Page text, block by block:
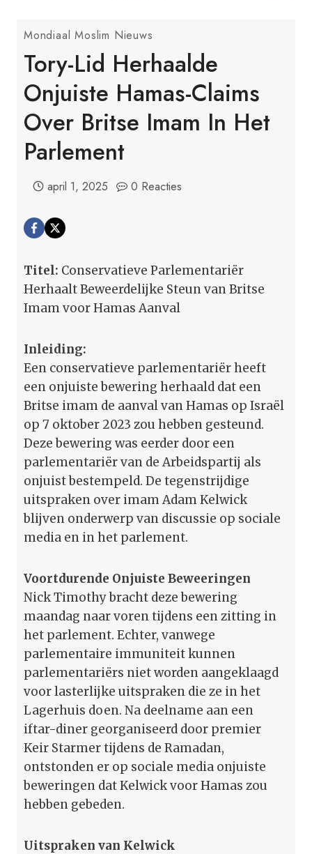
Mondiaal Moslim Nieuws
Tory-Lid Herhaalde
Onjuiste Hamas-Claims
Over Britse Imam In Het
Parlement
april 1, 2025 0 Reacties
Titel: Conservatieve Parlementariër
Herhaalt Beweerdelijke Steun van Britse
Imam voor Hamas Aanval
Inleiding:
Een conservatieve parlementariër heeft
een onjuiste bewering herhaald dat een
Britse imam de aanval van Hamas op Israël
op 7 oktober 2023 zou hebben gesteund.
Deze bewering was eerder door een
parlementariër van de Arbeidspartij als
onjuist bestempeld. De tegenstrijdige
uitspraken over imam Adam Kelwick
blijven onderwerp van discussie op sociale
media en in het parlement.
Voortdurende Onjuiste Beweeringen
Nick Timothy bracht deze bewering
maandag naar voren tijdens een zitting in
het parlement. Echter, vanwege
parlementaire immuniteit kunnen
parlementariërs niet worden aangeklaagd
voor lasterlijke uitspraken die ze in het
Lagerhuis doen. Na deelname aan een
iftar-diner georganiseerd door premier
Keir Starmer tijdens de Ramadan,
ontstonden er op sociale media onjuiste
beweringen dat Kelwick voor Hamas zou
hebben gebeden.
Uitspraken van Kelwick